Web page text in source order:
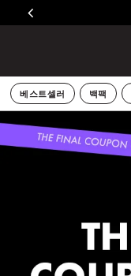
베스트셀러 백팩